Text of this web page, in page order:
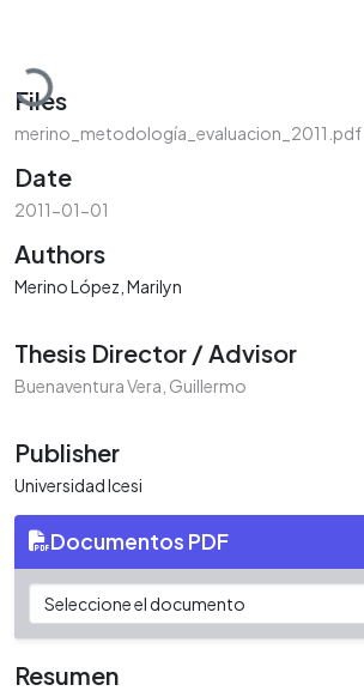
Loading...
Files
merino_metodología_evaluacion_2011.pdf
Date
2011-01-01
Authors
Merino López, Marilyn
Thesis Director / Advisor
Buenaventura Vera, Guillermo
Publisher
Universidad Icesi
Documentos PDF
Resumen